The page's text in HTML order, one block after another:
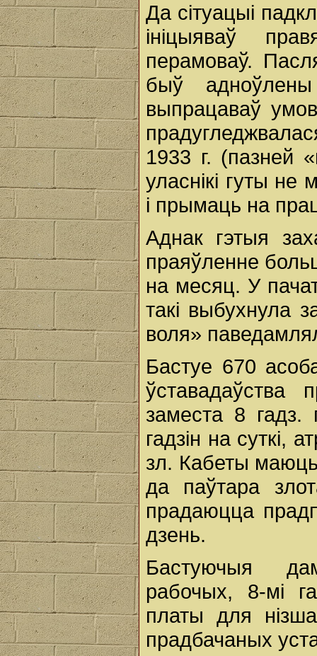
Да сітуацыі
ініцыяваў
перамоваў.
быў
выпрацаваў
1933 г. (пазней
уласнікі гуты
і прымаць на
Аднак гэтыя
праяўленне
на месяц. У
такі выбухнула
воля»
Бастуе 670
ўставадаўства
заместа 8 гадз.
гадзін на суткі,
зл. Кабеты
да паўтара
прадаюцца
дзень.
Бастуючыя
рабочых, 8-мі
платы для
прадбачаных